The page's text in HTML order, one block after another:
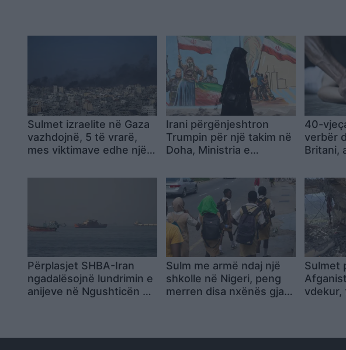
Sulmet izraelite në Gaza
vazhdojnë, 5 të vrarë,
mes viktimave edhe një
Irani përgënjeshtron
Trumpin për një takim në
Doha, Ministria e
bisedime me SHBA-në
nesër
40-
verbër
Britani,
të
tjetër
Përplasjet SHBA-Iran
ngadalësojnë lundrimin e
anijeve në Ngushticën e
Sulm me armë ndaj një
shkolle në Nigeri, peng
merren disa nxënës gjatë
Sulmet
vdekur,